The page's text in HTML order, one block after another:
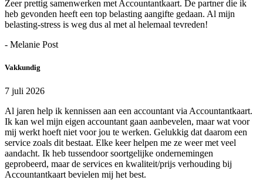
Zeer prettig samenwerken met Accountantkaart. De partner die ik
heb gevonden heeft een top belasting aangifte gedaan. Al mijn
belasting-stress is weg dus al met al helemaal tevreden!
- Melanie Post
Vakkundig
7 juli 2026
Al jaren help ik kennissen aan een accountant via Accountantkaart.
Ik kan wel mijn eigen accountant gaan aanbevelen, maar wat voor
mij werkt hoeft niet voor jou te werken. Gelukkig dat daarom een
service zoals dit bestaat. Elke keer helpen me ze weer met veel
aandacht. Ik heb tussendoor soortgelijke ondernemingen
geprobeerd, maar de services en kwaliteit/prijs verhouding bij
Accountantkaart bevielen mij het best.